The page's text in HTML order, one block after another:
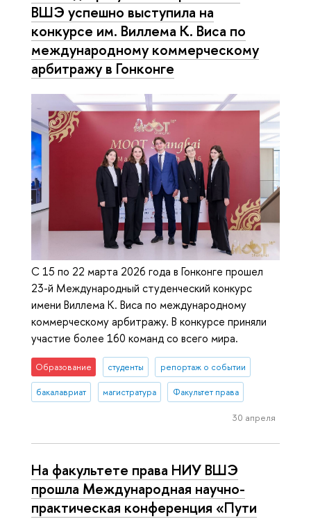
ВШЭ успешно выступила на
конкурсе им. Виллема К. Виса по
международному коммерческому
арбитражу в Гонконге
С 15 по 22 марта 2026 года в Гонконге прошел
23-й Международный студенческий конкурс
имени Виллема К. Виса по международному
коммерческому арбитражу. В конкурсе приняли
участие более 160 команд со всего мира.
Образование студенты репортаж о событии
бакалавриат магистратура Факультет права
30 апреля
На факультете права НИУ ВШЭ
прошла Международная научно-
практическая конференция «Пути